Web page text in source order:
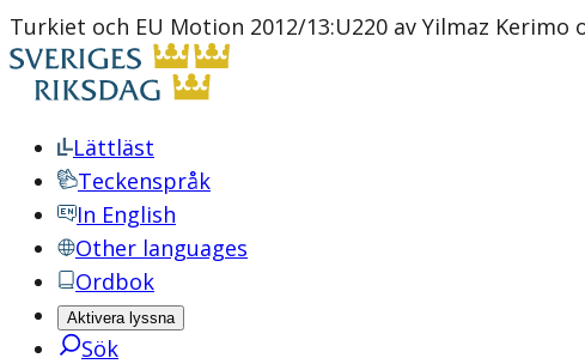
Turkiet och EU Motion 2012/13:U220 av Yilmaz Kerimo
Lättläst
Teckenspråk
In English
Other languages
Ordbok
Aktivera lyssna
Sök